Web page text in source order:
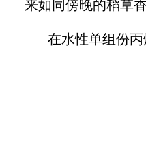
来如同傍晚的稻草
在水性单组份